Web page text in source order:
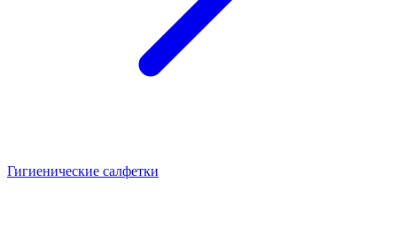
Гигиенические салфетки